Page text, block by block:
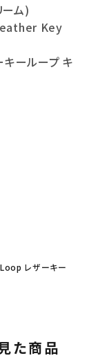
ム)
Key
キーループ キ
レザーキー
た商品